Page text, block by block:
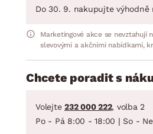
Do 30. 9. nakupujte
Marketingové akce se nevztahují
slevovými a akčními nabídkami,
Chcete poradit s
Volejte 232 000 222, volba 2
Po - Pá 8:00 - 18:00 | So -